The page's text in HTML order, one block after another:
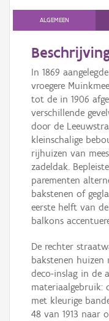
Persoon of collectief
Downloads
Hergebruik
Aanmelden
ALGEMEEN
In 1869
vroegere
tot de in 1906
verschillende
door de
kleinschalige
rijhuizen van
zadeldak.
parementen
bakstenen of
eerste helft van
balkons
De rechter
bakstenen
deco-inslag in de
materiaalgebruik:
met kleurige
48 van 1913 naar